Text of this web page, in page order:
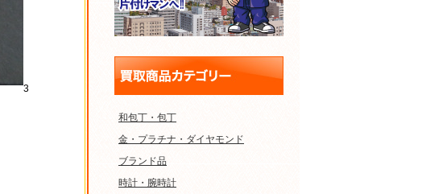
3
和包丁・包丁
金・プラチナ・ダイヤモンド
ブランド品
時計・腕時計